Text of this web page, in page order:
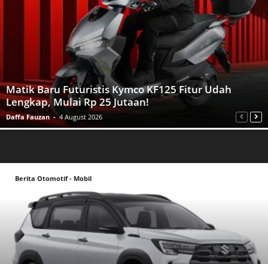
Matik Baru Futuristis Kymco KF125 Fitur Udah
Lengkap, Mulai Rp 25 Jutaan!
Daffa Fauzan - 4 August 2026
Berita Otomotif - Mobil